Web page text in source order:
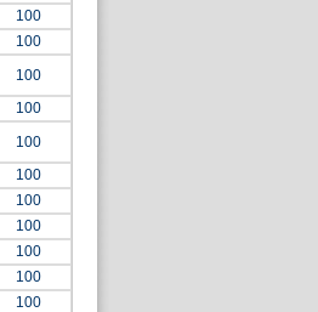
100
100
100
100
100
100
100
100
100
100
100